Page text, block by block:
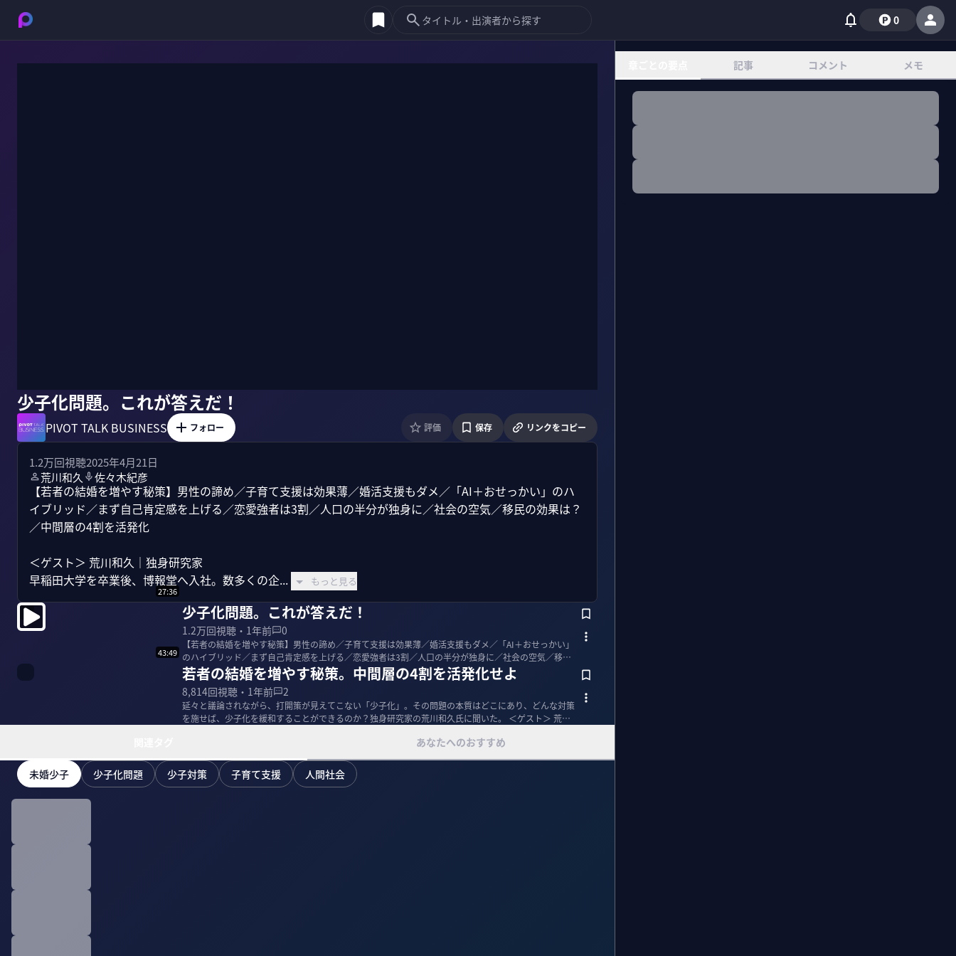
0
少子化問題。これが答えだ！
PIVOT TALK BUSINESS フォロー 評価 保存 リンクをコピー
1.2万回視聴2025年4月21日
荒川和久
佐々木紀彦
【若者の結婚を増やす秘策】男性の諦め／子育て支援は効果薄／婚活支援もダメ／「AI＋おせっかい」のハ
イブリッド／まず自己肯定感を上げる／恋愛強者は3割／人口の半分が独身に／社会の空気／移民の効果は？
／中間層の4割を活発化
＜ゲスト＞ 荒川和久｜独身研究家
早稲田大学を卒業後、博報堂へ入社。数多くの企...
もっと見る
27:36
少子化問題。これが答えだ！
1.2万回視聴・ 1年前 0
【若者の結婚を増やす秘策】男性の諦め／子育て支援は効果薄／婚活支援もダメ／「AI＋おせっかい」
のハイブリッド／まず自己肯定感を上げる／恋愛強者は3割／人口の半分が独身に／社会の空気／移民
の効果は？／中...
43:49
若者の結婚を増やす秘策。中間層の4割を活発化せよ
8,814回視聴・ 1年前 2
延々と議論されながら、打開策が見えてこない「少子化」。その問題の本質はどこにあり、どんな対策
を施せば、少子化を緩和することができるのか？独身研究家の荒川和久氏に聞いた。 ＜ゲスト＞ 荒川
あなたへのおすすめ
未婚少子 少子化問題 少子対策 子育て支援 人間社会
記事 コメント メモ